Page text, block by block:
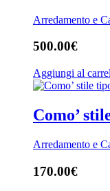
Arredamento e
500.00€
Aggiungi al
Como’
Arredamento e
170.00€